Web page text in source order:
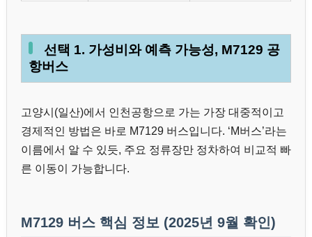
선택 1. 가성비와 예측 가능성, M7129 공
항버스
고양시(일산)에서 인천공항으로 가는 가장 대중적이고
경제적인 방법은 바로 M7129 버스입니다. ‘M버스’라는
이름에서 알 수 있듯, 주요 정류장만 정차하여 비교적 빠
른 이동이 가능합니다.
M7129 버스 핵심 정보 (2025년 9월 확인)